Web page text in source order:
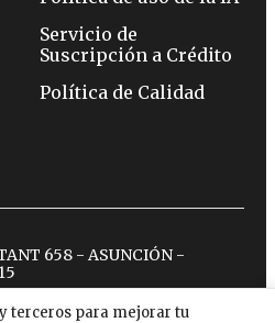
terceros para mejorar tu
Servicio de
Suscripción a Crédito
Política de Calidad
658 - ASUNCIÓN -